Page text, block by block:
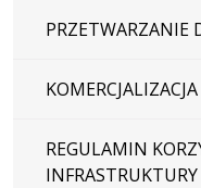
PRZETWARZANIE
KOMERCJALIZACJA
REGULAMIN